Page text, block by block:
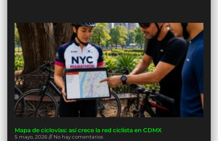
Mapa de ciclovías: así crece la red ciclista en CDMX
5 mayo, 2026 No hay comentarios